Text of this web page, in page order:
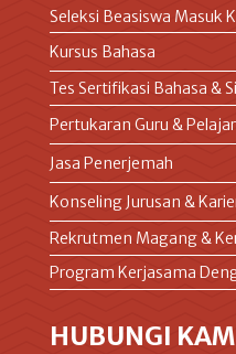
Seleksi Beasiswa Masuk
Kursus Bahasa
Tes Sertifikasi Bahasa &
Pertukaran Guru & Pelajar
Jasa Penerjemah
Konseling Jurusan &
Rekrutmen Magang &
Program Kerjasama
HUBUNGI